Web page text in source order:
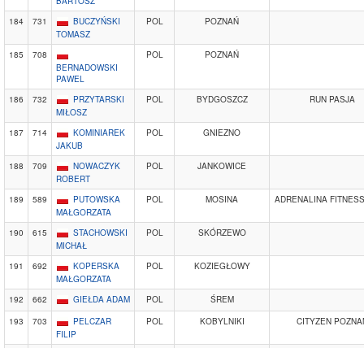
184 731
BUCZYŃSKI
TOMASZ
POL POZNAŃ
185
708
BERNADOWSKI
PAWEL
POL POZNAŃ
186 732
PRZYTARSKI
MIŁOSZ
POL BYDGOSZCZ RUN PASJA
187 714
KOMINIAREK
JAKUB
POL GNIEZNO
188 709
NOWACZYK
ROBERT
POL JANKOWICE
189 589
PUTOWSKA
MAŁGORZATA
POL MOSINA ADRENALINA
190 615
STACHOWSKI
MICHAŁ
POL SKÓRZEWO
191 692
KOPERSKA
MAŁGORZATA
POL KOZIEGŁOWY
192 662 GIEŁDA ADAM POL
ŚREM
193
703
PELCZAR
FILIP
POL KOBYLNIKI CITYZEN